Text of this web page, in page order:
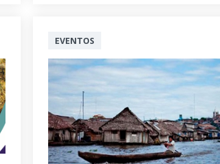
EVENTOS